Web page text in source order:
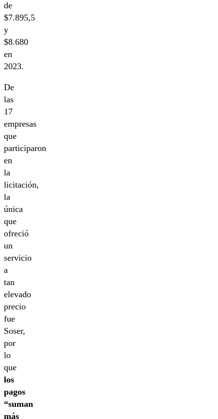
de
$7.895,5
y
$8.680
en
2023.
De
las
17
empresas
que
participaron
en
la
licitación,
la
única
que
ofreció
un
servicio
a
tan
elevado
precio
fue
Soser,
por
lo
que
los
pagos
“suman
más